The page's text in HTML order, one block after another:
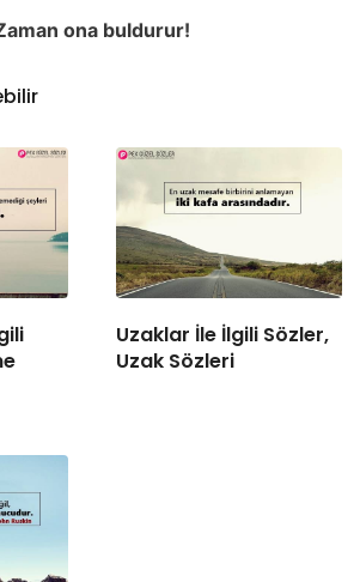
ona buldurur!
Uzaklar İle İlgili Sözler,
Uzak Sözleri